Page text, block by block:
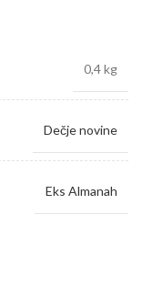
0,4 kg
Dečje novine
Eks Almanah